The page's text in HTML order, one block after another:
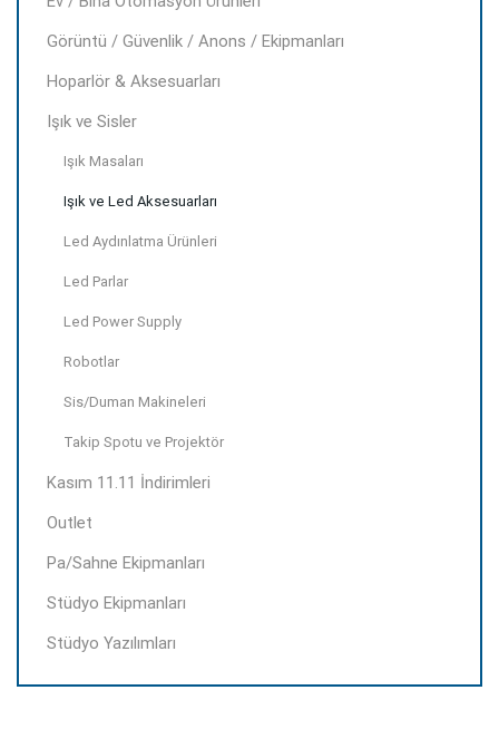
Görüntü / Güvenlik / Anons / Ekipmanları
Hoparlör & Aksesuarları
Işık ve Sisler
Işık Masaları
Işık ve Led Aksesuarları
Led Aydınlatma Ürünleri
Led Parlar
Led Power Supply
Robotlar
Sis/Duman Makineleri
Takip Spotu ve Projektör
Kasım 11.11 İndirimleri
Outlet
Pa/Sahne Ekipmanları
Stüdyo Ekipmanları
Stüdyo Yazılımları